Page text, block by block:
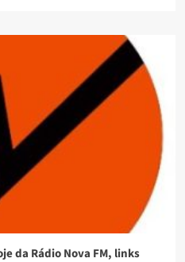
da Rádio Nova FM, links